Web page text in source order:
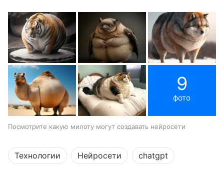
9
фото
Посмотрите какую милоту могут создавать нейросети
Технологии Нейросети chatgpt